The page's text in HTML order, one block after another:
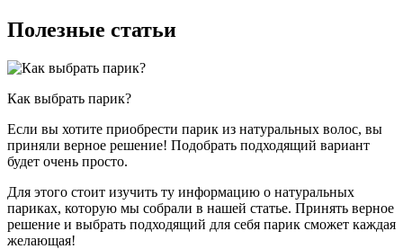
Полезные статьи
Как выбрать парик?
Если вы хотите приобрести парик из натуральных волос, вы
приняли верное решение! Подобрать подходящий вариант
будет очень просто.
Для этого стоит изучить ту информацию о натуральных
париках, которую мы собрали в нашей статье. Принять верное
решение и выбрать подходящий для себя парик сможет каждая
желающая!